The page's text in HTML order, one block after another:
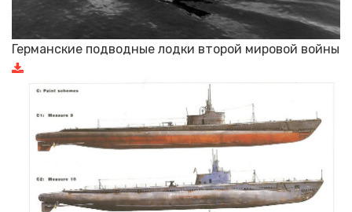
Германские подводные лодки второй мировой войны